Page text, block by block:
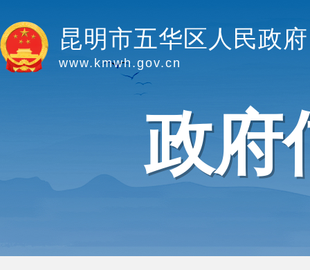
昆明市五华区人民政府
www.kmwh.gov.cn
政府